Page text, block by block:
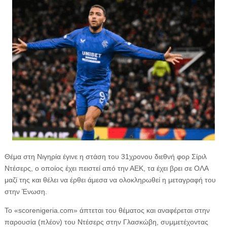
Θέμα στη Νιγηρία έγινε η στάση του 31χρονου διεθνή φορ Σίριλ
Ντέσερς, ο οποίος έχει πειστεί από την ΑΕΚ, τα έχει βρει σε ΟΛΑ
μαζί της και θέλει να έρθει άμεσα να ολοκληρωθεί η μεταγραφή του
στην Ένωση.
Το «scorenigeria.com» άπτεται του θέματος και αναφέρεται στην
παρουσία (πλέον) του Ντέσερς στην Γλασκώβη, συμμετέχοντας